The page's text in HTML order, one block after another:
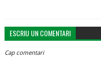
ESCRIU UN COMENTARI
Cap comentari